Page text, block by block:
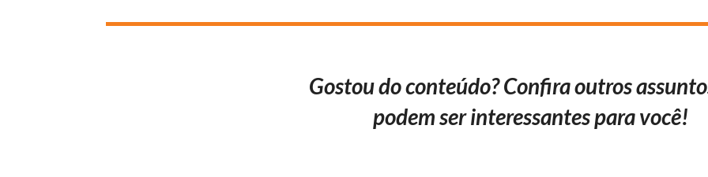
Gostou do conteúdo? Confira outros
podem ser interessantes para você!